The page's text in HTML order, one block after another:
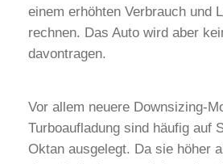
einem erhöhten Verbrauch und
rechnen. Das Auto wird aber
davontragen.
Vor allem neuere Downsizing-
Turboaufladung sind häufig auf
Oktan ausgelegt. Da sie höher